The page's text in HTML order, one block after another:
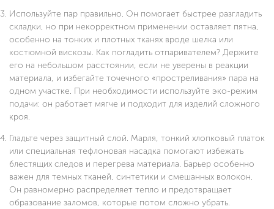
Используйте пар правильно. Он помогает быстрее разгладить
складки, но при некорректном применении оставляет пятна,
особенно на тонких и плотных тканях вроде шелка или
костюмной вискозы. Как погладить отпаривателем? Держите
его на небольшом расстоянии, если не уверены в реакции
материала, и избегайте точечного «простреливания» пара на
одном участке. При необходимости используйте эко-режим
подачи: он работает мягче и подходит для изделий сложного
кроя.
Гладьте через защитный слой. Марля, тонкий хлопковый платок
или специальная тефлоновая насадка помогают избежать
блестящих следов и перегрева материала. Барьер особенно
важен для темных тканей, синтетики и смешанных волокон.
Он равномерно распределяет тепло и предотвращает
образование заломов, которые потом сложно убрать.